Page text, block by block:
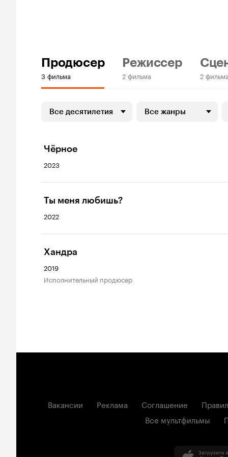
Продюсер
3 фильма
Режиссер
2 фильма 2 фильма
Все десятилетия Все жанры
Чёрное
2023
Ты меня любишь?
2022
Хандра
2019
исполнительный продюсер
Вакансии Реклама Соглашение
Все мультфильмы